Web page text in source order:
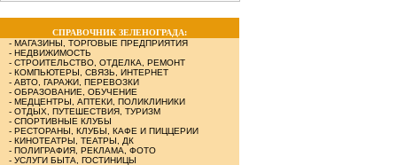
СПРАВОЧНИК ЗЕЛЕНОГРАДА:
- МАГАЗИНЫ, ТОРГОВЫЕ ПРЕДПРИЯТИЯ
- НЕДВИЖИМОСТЬ
- СТРОИТЕЛЬСТВО, ОТДЕЛКА, РЕМОНТ
- КОМПЬЮТЕРЫ, СВЯЗЬ, ИНТЕРНЕТ
- АВТО, ГАРАЖИ, ПЕРЕВОЗКИ
- ОБРАЗОВАНИЕ, ОБУЧЕНИЕ
- МЕДЦЕНТРЫ, АПТЕКИ, ПОЛИКЛИНИКИ
- ОТДЫХ, ПУТЕШЕСТВИЯ, ТУРИЗМ
- СПОРТИВНЫЕ КЛУБЫ
- РЕСТОРАНЫ, КЛУБЫ, КАФЕ И ПИЦЦЕРИИ
- КИНОТЕАТРЫ, ТЕАТРЫ, ДК
- ПОЛИГРАФИЯ, РЕКЛАМА, ФОТО
- УСЛУГИ БЫТА, ГОСТИНИЦЫ